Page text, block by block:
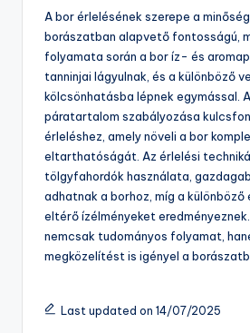
A bor érlelésének szerepe a
borászatban alapvető fontosságú,
folyamata során a bor íz- és
tanninjai lágyulnak, és a különböző
kölcsönhatásba lépnek egymással.
páratartalom szabályozása
érleléshez, amely növeli a bor
eltarthatóságát. Az érlelési
tölgyfahordók használata,
adhatnak a borhoz, míg a
eltérő ízélményeket
nemcsak tudományos folyamat,
megközelítést is igényel a
Last updated on 14/07/2025